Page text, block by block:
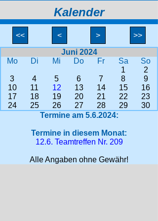
Kalender
<< < >
>>
Juni 2024
Mo
Di Mi Do Fr Sa
So
1
2
3
4 5 6 7 8
9
10
11 12 13 14 15
16
17
18 19 20 21 22
23
24
25 26 27 28 29
30
Termine am 5.6.2024:
Termine in diesem Monat:
12.6. Teamtreffen Nr. 209
Alle Angaben ohne Gewähr!